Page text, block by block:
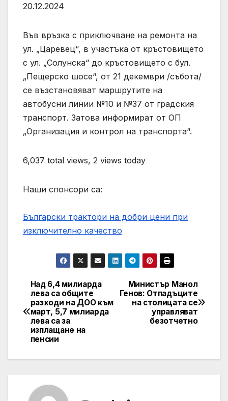
20.12.2024
Във връзка с приключване на ремонта на
ул. „Царевец“, в участъка от кръстовището
с ул. „Солунска“ до кръстовището с бул.
„Пещерско шосе“, от 21 декември /събота/
се възстановяват маршрутите на
автобусни линии №10 и №37 от градския
транспорт. Затова информират от ОП
„Организация и контрол на транспорта“.
6,037 total views, 2 views today
Наши спонсори са:
Български трактори на добри цени при
изключително качество
Post
navigation
Министър Манол
Генов: Отпадъците
на столицата се
управляват
безотчетно
Над 6,4 милиарда
лева са общите
разходи на ДОО към
март, 5,7 милиарда
лева са за
изплащане на
пенсии